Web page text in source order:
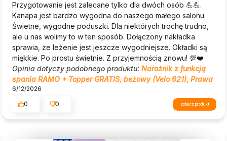
Przygotowanie jest zalecane tylko dla dwóch osób 💪💪.
Kanapa jest bardzo wygodna do naszego małego salonu.
Świetne, wygodne poduszki. Dla niektórych trochę trudno,
ale u nas wolimy to w ten sposób. Dołączony nakładka
sprawia, że leżenie jest jeszcze wygodniejsze. Okładki są
miękkie. Po prostu świetnie. Z przyjemnością znowu! 💯❤️
Opinia dotyczy podobnego produktu: Narożnik z funkcją
spania RAMO + Topper GRATIS, beżowy (Velo 621), Prawa
6/12/2026
0
0 zobacz produkt